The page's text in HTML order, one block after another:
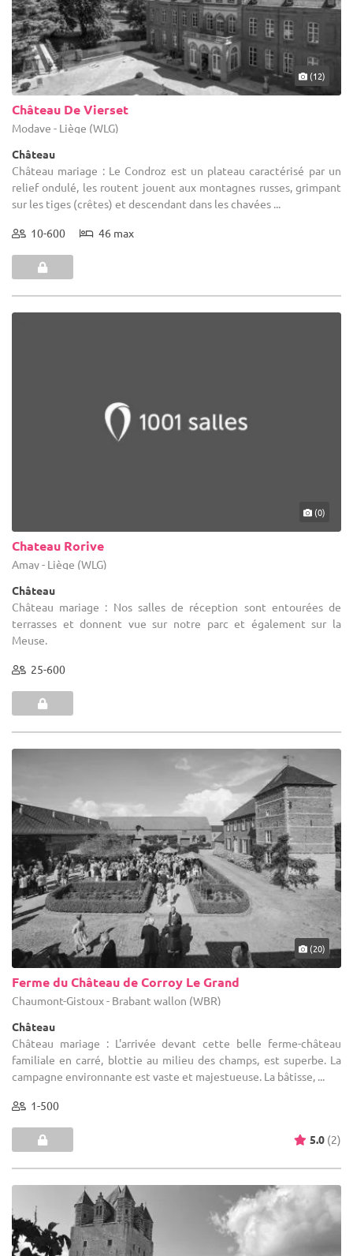
(12)
Château De Vierset
Modave - Liège (WLG)
Château
Château mariage : Le Condroz est un plateau caractérisé par un
relief ondulé, les routent jouent aux montagnes russes, grimpant
sur les tiges (crêtes) et descendant dans les chavées ...
10-600 46 max
(0)
Chateau Rorive
Amay - Liège (WLG)
Château
Château mariage : Nos salles de réception sont entourées de
terrasses et donnent vue sur notre parc et également sur la
Meuse.
25-600
(20)
Ferme du Château de Corroy Le Grand
Chaumont-Gistoux - Brabant wallon (WBR)
Château
Château mariage : L'arrivée devant cette belle ferme-château
familiale en carré, blottie au milieu des champs, est superbe. La
campagne environnante est vaste et majestueuse. La bâtisse, ...
1-500
5.0 (2)